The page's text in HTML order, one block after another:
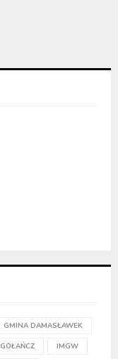
GMINA DAMASŁAWEK
GOŁAŃCZ IMGW